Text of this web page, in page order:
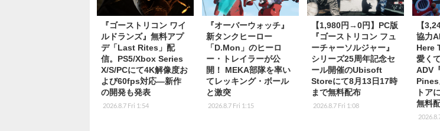
『ゴーストリコン ワイ
ルドランズ』無料アプ
デ「Last Rites」配
信。PS5/Xbox Series
X/S/PCにて4K解像度お
よび60fps対応―新作
の開発も発表
2026.8.7 Fri 1:54
『オーバーウォッチ』
新タンクヒーロー
「D.Mon」のヒーロ
ー・トレイラーが公
開！ MEKA部隊を率い
てレッキング・ボール
と激突
2026.8.7 Fri 1:15
【1,980円→0円】PC版
『ゴーストリコン フュ
ーチャーソルジャー』
シリーズ25周年記念セ
ール開催のUbisoft
Storeにて8月13日17時
まで無料配布
2026.8.7 Fri 1:08
【
協力
Here
愛く
ADV
トア
無料